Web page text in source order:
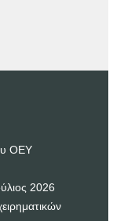
ΟΕΥ
2026